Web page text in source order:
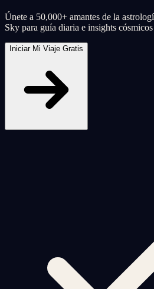
Únete a 50,000+ amantes de la
Sky para guía diaria e insights
Iniciar Mi Viaje Gratis